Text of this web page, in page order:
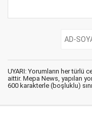
UYARI: Yorumların her türlü
aittir. Mepa News, yapılan
600 karakterle (boşluklu)